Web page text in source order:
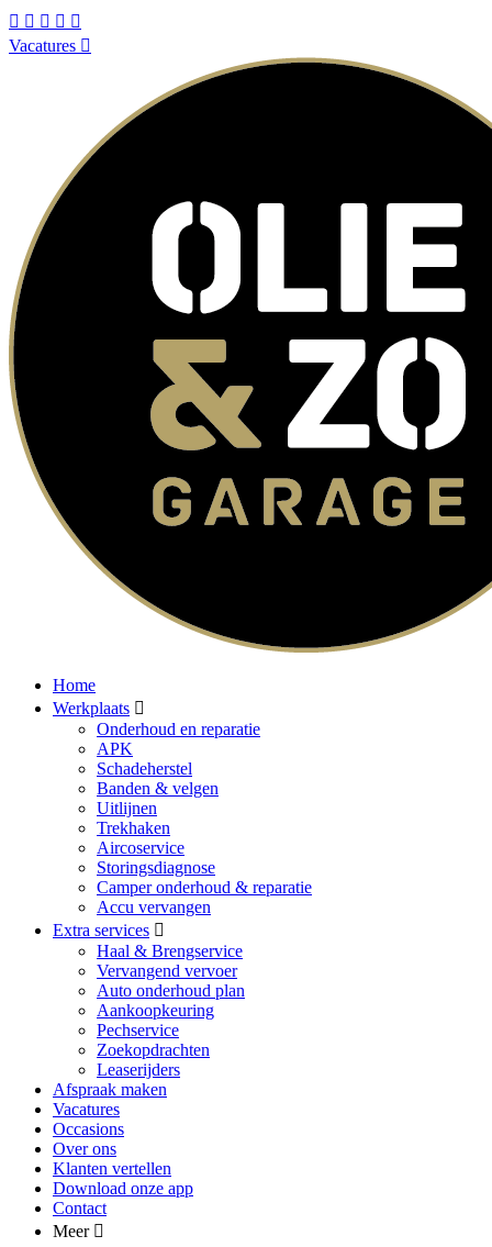
Vacatures
Home
Werkplaats
Onderhoud en reparatie
APK
Schadeherstel
Banden & velgen
Uitlijnen
Trekhaken
Aircoservice
Storingsdiagnose
Camper onderhoud & reparatie
Accu vervangen
Extra services
Haal & Brengservice
Vervangend vervoer
Auto onderhoud plan
Aankoopkeuring
Pechservice
Zoekopdrachten
Leaserijders
Afspraak maken
Vacatures
Occasions
Over ons
Klanten vertellen
Download onze app
Contact
Meer